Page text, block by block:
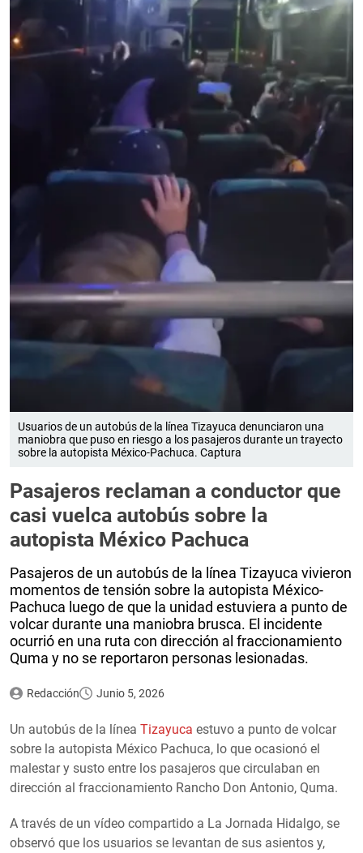
Usuarios de un autobús de la línea Tizayuca denunciaron una
maniobra que puso en riesgo a los pasajeros durante un trayecto
sobre la autopista México-Pachuca. Captura
Pasajeros reclaman a conductor que
casi vuelca autobús sobre la
autopista México Pachuca
Pasajeros de un autobús de la línea Tizayuca vivieron
momentos de tensión sobre la autopista México-
Pachuca luego de que la unidad estuviera a punto de
volcar durante una maniobra brusca. El incidente
ocurrió en una ruta con dirección al fraccionamiento
Quma y no se reportaron personas lesionadas.
Redacción Junio 5, 2026
Un autobús de la línea Tizayuca estuvo a punto de volcar
sobre la autopista México Pachuca, lo que ocasionó el
malestar y susto entre los pasajeros que circulaban en
dirección al fraccionamiento Rancho Don Antonio, Quma.
A través de un vídeo compartido a La Jornada Hidalgo, se
observó que los usuarios se levantan de sus asientos y,